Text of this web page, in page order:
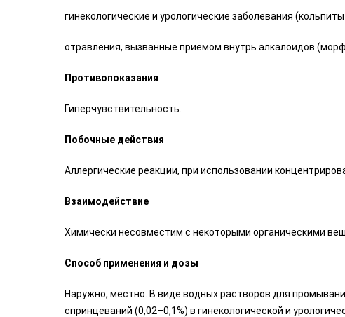
гинекологические и урологические заболевания
отравления, вызванные приемом внутрь алкалоидов
Противопоказания
Гиперчувствительность.
Побочные действия
Аллергические реакции, при использовании
Взаимодействие
Химически несовместим с некоторыми органическими
Способ применения и дозы
Наружно, местно. В виде водных растворов для
спринцеваний (0,02–0,1%) в гинекологической и